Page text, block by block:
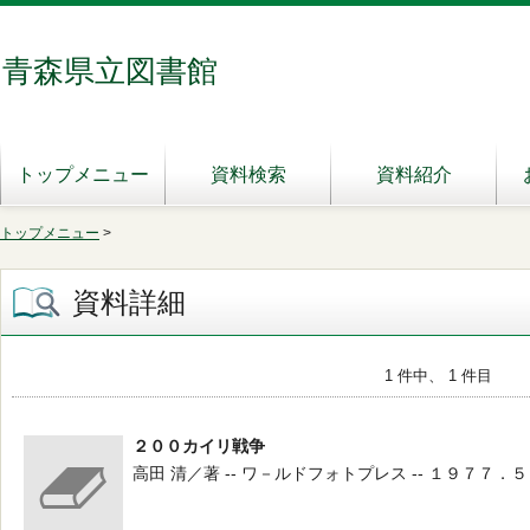
青森県立図書館
トップメニュー 資料検索 資料紹介
トップメニュー >
資料詳細
1 件中、 1 件目
２００カイリ戦争
高田 清／著 -- ワ－ルドフォトプレス -- １９７７．